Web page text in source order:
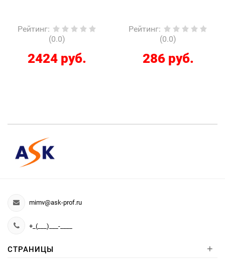
Рейтинг:
(0.0)
2424 руб.
Рейтинг:
(0.0)
286 руб.
mimv@ask-prof.ru
+_(___)___-____
СТРАНИЦЫ +